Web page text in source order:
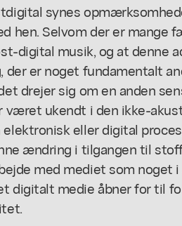
synes
hen. Selvom der er mange
digital musik, og at denne
er noget fundamentalt
drejer sig om en anden
været ukendt i den ikke-
eller digital
ændring i tilgangen til
med mediet som noget
digitalt medie åbner for til